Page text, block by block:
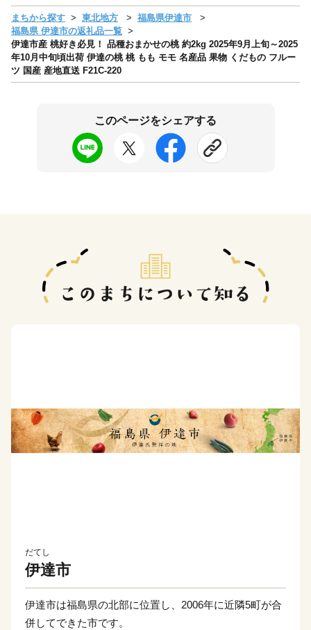
まちから探す 東北地方
福島県伊達市
福島県 伊達市の返礼品一覧
伊達市産 桃好き必見！ 品種おまかせの桃 約2kg 2025年9月上旬～2025
年10月中旬頃出荷 伊達の桃 桃 もも モモ 名産品 果物 くだもの フルー
ツ 国産 産地直送 F21C-220
このページをシェアする
だてし
伊達市
伊達市は福島県の北部に位置し、2006年に近隣5町が合
併してできた市です。